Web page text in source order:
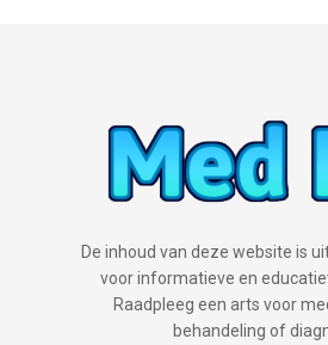
De inhoud van deze website is
voor informatieve en
Raadpleeg een arts voor
behandeling of